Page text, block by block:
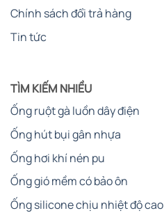
Chính sách đổi trả hàng
Tin tức
TÌM KIẾM NHIỀU
Ống ruột gà luồn dây điện
Ống hút bụi gân nhựa
Ống hơi khí nén pu
Ống gió mềm có bảo ôn
Ống silicone chịu nhiệt độ cao